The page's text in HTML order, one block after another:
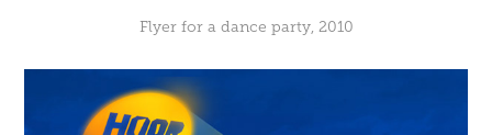
Flyer for a dance party, 2010